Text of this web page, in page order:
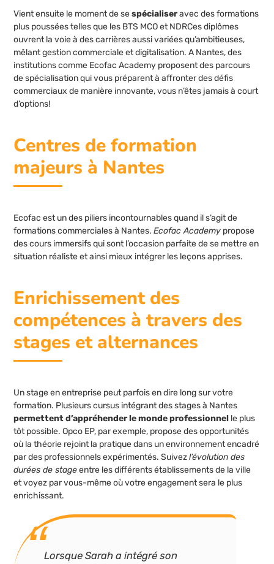
Vient ensuite le moment de sespécialiseravec des formations
plus poussées telles que les BTS MCO et NDRCes diplômes
ouvrent la voie à des carrières aussi variées qu’ambitieuses,
mêlant gestion commerciale et digitalisation. A Nantes, des
institutions comme Ecofac Academy proposent des parcours
de spécialisation qui vous préparent à affronter des défis
commerciaux de manière innovante, vous n’êtes jamais à court
d’options!
Centres de formation
majeurs à Nantes
Ecofac est un des piliers incontournables quand il s’agit de
formations commerciales à Nantes.Ecofac Academy propose
des cours immersifs qui sont l’occasion parfaite de se mettre en
situation réaliste et ainsi mieux intégrer les leçons apprises.
Enrichissement des
compétences à travers des
stages et alternances
Un stage en entreprise peut parfois en dire long sur votre
formation. Plusieurs cursus intégrant des stages à Nantes
permettent d’appréhender le monde professionnel le plus
tôt possible. Opco EP, par exemple, propose des opportunités
où la théorie rejoint la pratique dans un environnement encadré
par des professionnels expérimentés. Suivezl’évolution des
durées de stageentre les différents établissements de la ville
et voyez par vous-même où votre engagement sera le plus
enrichissant.
Lorsque Sarah a intégré son